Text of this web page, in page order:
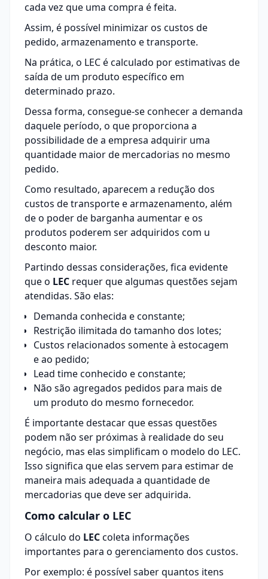
cada vez que uma compra é feita.
Assim, é possível minimizar os custos de
pedido, armazenamento e transporte.
Na prática, o LEC é calculado por estimativas de
saída de um produto específico em
determinado prazo.
Dessa forma, consegue-se conhecer a demanda
daquele período, o que proporciona a
possibilidade de a empresa adquirir uma
quantidade maior de mercadorias no mesmo
pedido.
Como resultado, aparecem a redução dos
custos de transporte e armazenamento, além
de o poder de barganha aumentar e os
produtos poderem ser adquiridos com u
desconto maior.
Partindo dessas considerações, fica evidente
que o LEC requer que algumas questões sejam
atendidas. São elas:
Demanda conhecida e constante;
Restrição ilimitada do tamanho dos lotes;
Custos relacionados somente à estocagem
e ao pedido;
Lead time conhecido e constante;
Não são agregados pedidos para mais de
um produto do mesmo fornecedor.
É importante destacar que essas questões
podem não ser próximas à realidade do seu
negócio, mas elas simplificam o modelo do LEC.
Isso significa que elas servem para estimar de
maneira mais adequada a quantidade de
mercadorias que deve ser adquirida.
Como calcular o LEC
O cálculo do LECcoleta informações
importantes para o gerenciamento dos custos.
Por exemplo: é possível saber quantos itens